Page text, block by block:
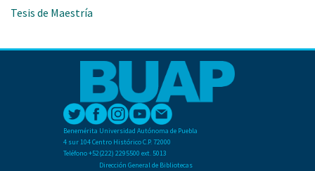
Tesis de Maestría
Benemérita Universidad Autónoma de Puebla
4 sur 104 Centro Histórico C.P. 72000
Teléfono +52(222) 2295500 ext. 5013
Dirección General de Bibliotecas